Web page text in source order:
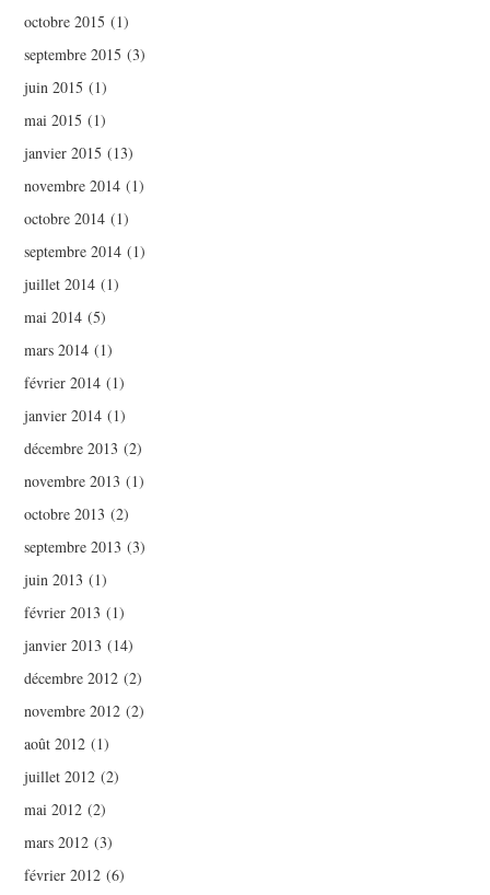
octobre 2015 (1)
septembre 2015 (3)
juin 2015 (1)
mai 2015 (1)
janvier 2015 (13)
novembre 2014 (1)
octobre 2014 (1)
septembre 2014 (1)
juillet 2014 (1)
mai 2014 (5)
mars 2014 (1)
février 2014 (1)
janvier 2014 (1)
décembre 2013 (2)
novembre 2013 (1)
octobre 2013 (2)
septembre 2013 (3)
juin 2013 (1)
février 2013 (1)
janvier 2013 (14)
décembre 2012 (2)
novembre 2012 (2)
août 2012 (1)
juillet 2012 (2)
mai 2012 (2)
mars 2012 (3)
février 2012 (6)